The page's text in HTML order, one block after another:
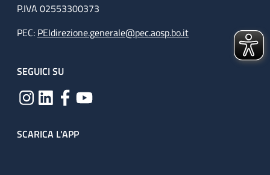
P.IVA 02553300373
PEC: PEIdirezione.generale@pec.aosp.bo.it
SEGUICI SU
SCARICA L'APP